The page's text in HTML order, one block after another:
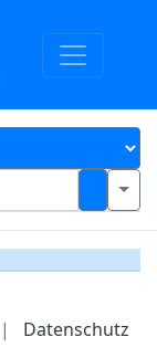
| Datenschutz